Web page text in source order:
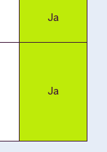
Ja
Ja